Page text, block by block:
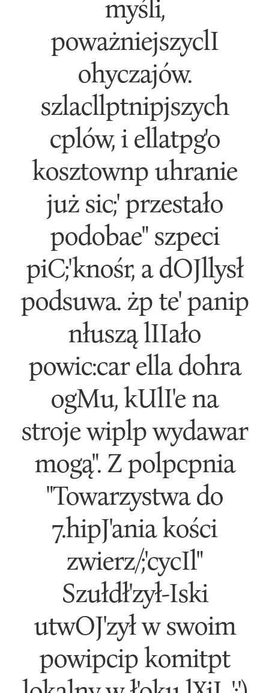
myśli,
poważniejszyclI
ohyczajów.
szlacllptnipjszych
cplów, i ellatpg'o
kosztownp uhranie
już sic;' przestało
podobae" szpeci
piC;'knośr, a dOJllysł
podsuwa. żp te' panip
nłuszą lIIało
powic:car ella dohra
ogMu, kUlI'e na
stroje wiplp wydawar
mogą". Z polpcpnia
"Towarzystwa do
7.hipJ'ania kości
zwierz/;'cycIl"
Szułdł'zył-Iski
utwOJ'zył w swoim
powipcip komitpt